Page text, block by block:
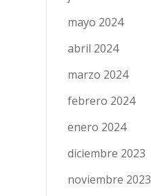
mayo 2024
abril 2024
marzo 2024
febrero 2024
enero 2024
diciembre 2023
noviembre 2023